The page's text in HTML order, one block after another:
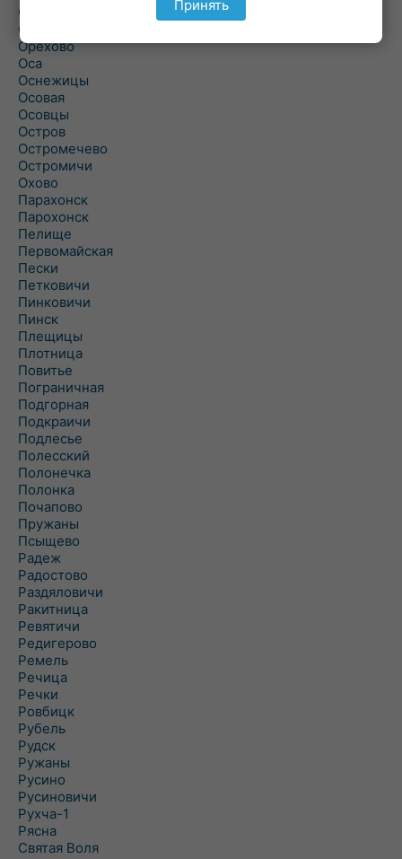
Омельная
Ополь
Орехово
Оса
Оснежицы
Осовая
Осовцы
Остров
Остромечево
Остромичи
Охово
Парахонск
Парохонск
Пелище
Первомайская
Пески
Петковичи
Пинковичи
Пинск
Плещицы
Плотница
Повитье
Пограничная
Подгорная
Подкраичи
Подлесье
Полесский
Полонечка
Полонка
Почапово
Пружаны
Псыщево
Радеж
Радостово
Раздяловичи
Ракитница
Ревятичи
Редигерово
Ремель
Речица
Речки
Ровбицк
Рубель
Рудск
Ружаны
Русино
Русиновичи
Рухча-1
Рясна
Святая Воля
Принять